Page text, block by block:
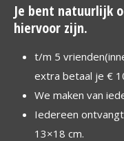
Je bent natuurlijk
hiervoor zijn.
t/m 5
extra betaal je €
We maken van
Iedereen
13×18 cm.